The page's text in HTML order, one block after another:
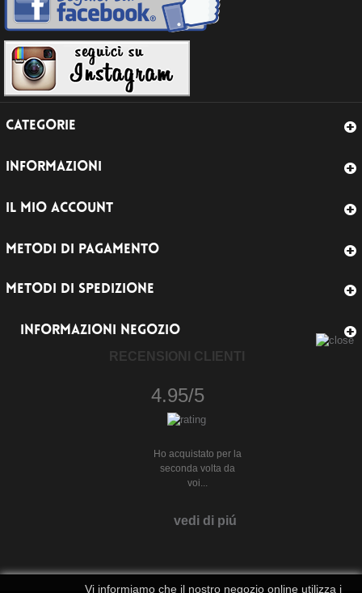
CATEGORIE
INFORMAZIONI
IL MIO ACCOUNT
METODI DI PAGAMENTO
METODI DI SPEDIZIONE
INFORMAZIONI NEGOZIO
RECENSIONI CLIENTI
4.95/5
Ho acquistato per la
seconda volta da
voi...
vedi di piú
Vi informiamo che il nostro negozio online utilizza i